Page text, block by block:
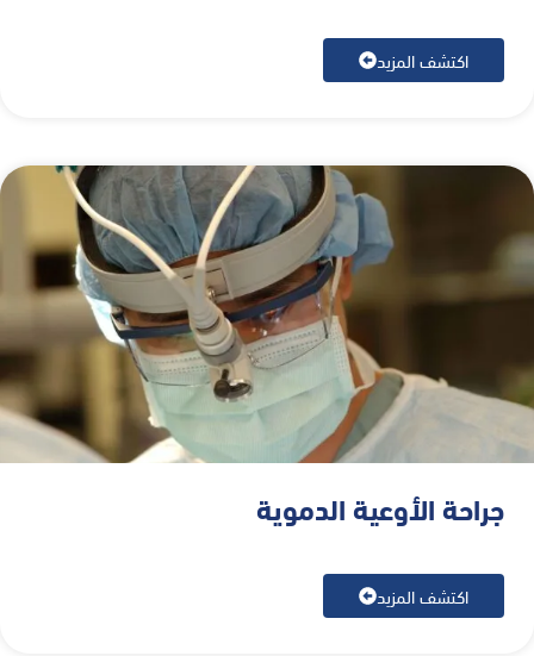
اكتشف المزيد
جراحة الأوعية الدموية
اكتشف المزيد